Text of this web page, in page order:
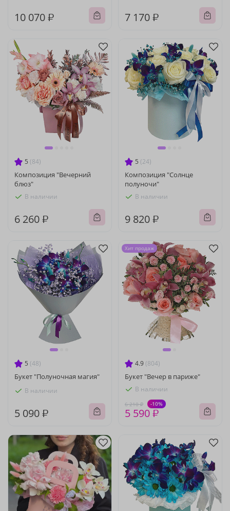
10 070 ₽ 7 170 ₽
5 (84)
Композиция "Вечерний
блюз"
В наличии
6 260 ₽
5 (24)
Композиция "Солнце
полуночи"
В наличии
9 820 ₽
5 (48)
Букет "Полуночная магия"
В наличии
5 090 ₽
4.9 (804)
Букет "Вечер в париже"
В наличии
6 210 ₽ -10%
5 590 ₽
Хит продаж